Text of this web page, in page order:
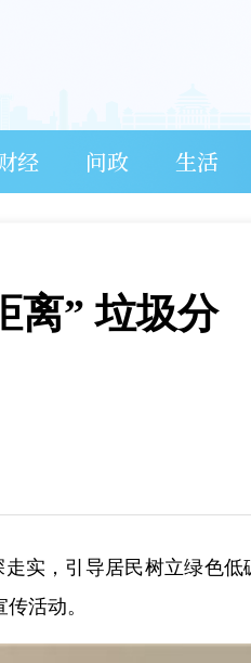
经 问政 生活
离” 垃圾分
实，引导居民树立绿色低
活动。